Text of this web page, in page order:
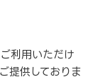
利用いただけ
提供しておりま